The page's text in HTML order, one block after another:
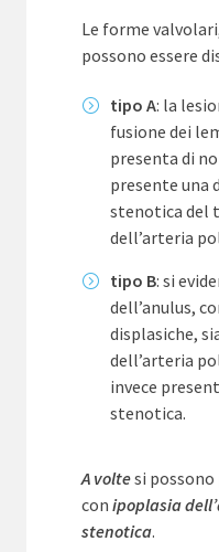
Le forme
possono essere
tipo A: la
fusione dei
presenta di
presente una
stenotica del
dell’arteria
tipo B: si
dell’anulus,
displasiche,
dell’arteria
invece
stenotica.
A voltesi
con ipoplasia
stenotica.